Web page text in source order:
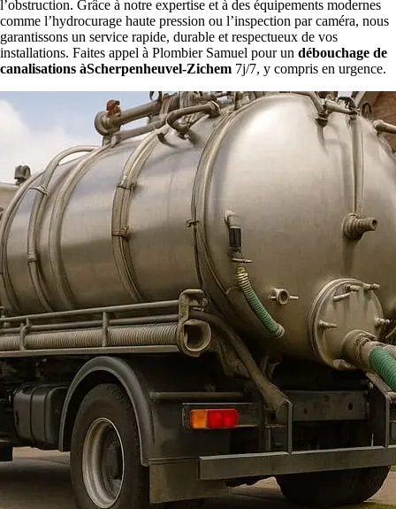
l’obstruction. Grâce à notre expertise et à des équipements modernes
comme l’hydrocurage haute pression ou l’inspection par caméra, nous
garantissons un service rapide, durable et respectueux de vos
installations. Faites appel à Plombier Samuel pour un débouchage de
canalisations àScherpenheuvel-Zichem 7j/7, y compris en urgence.